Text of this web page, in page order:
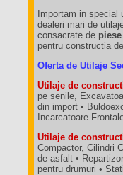
Importam in special
dealeri mari de
consacrate de
pentru constructia
Oferta de Utilaje
Utilaje de
pe senile,
din import •
Incarcatoare
Utilaje de
Compactor, Cilindri
de asfalt •
pentru drumuri •